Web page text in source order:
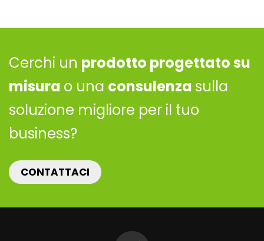
Cerchi un prodotto progettato su
misura o una consulenza sulla
soluzione migliore per il tuo
business?
CONTATTACI